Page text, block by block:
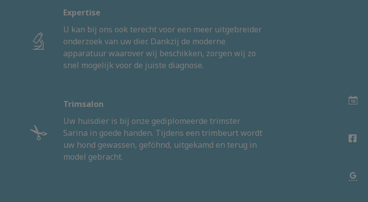
Expertise
U kan bij ons ook terecht voor een meer uitgebreider
onderzoek van uw dier. Dankzij de moderne
apparatuur waarover wij beschikken, zorgen wij zo
snel mogelijk voor de juiste diagnose.
Trimsalon
Uw huisdier is bij onze gediplomeerde trimster
Sarina in goede handen. Tijdens een trimbeurt wordt
uw hond gewassen, geföhnd, uitgekamd en terug in
model gebracht.